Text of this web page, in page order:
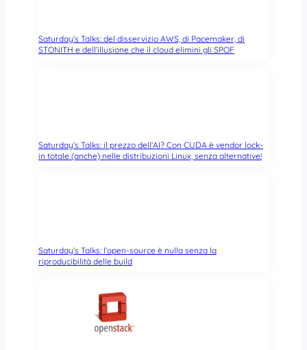
Saturday’s Talks: del disservizio AWS, di Pacemaker, di
STONITH e dell’illusione che il cloud elimini gli SPOF
Saturday’s Talks: il prezzo dell’AI? Con CUDA è vendor lock-
in totale (anche) nelle distribuzioni Linux, senza alternative!
Saturday’s Talks: l’open-source è nulla senza la
riproducibilità delle build